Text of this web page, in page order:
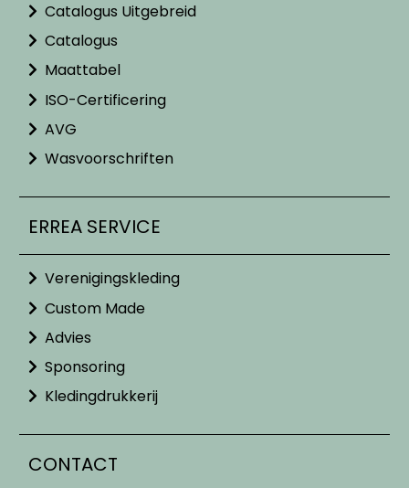
Catalogus Uitgebreid
Catalogus
Maattabel
ISO-Certificering
AVG
Wasvoorschriften
ERREA SERVICE
Verenigingskleding
Custom Made
Advies
Sponsoring
Kledingdrukkerij
CONTACT